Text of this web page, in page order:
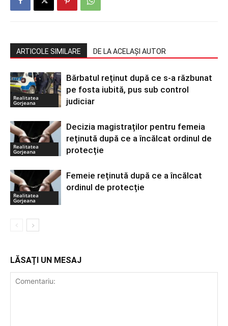
ARTICOLE SIMILARE DE LA ACELAȘI AUTOR
Realitatea
Gorjeana
Bărbatul reținut după ce s-a răzbunat
pe fosta iubită, pus sub control
judiciar
Realitatea
Gorjeana
Decizia magistraților pentru femeia
reținută după ce a încălcat ordinul de
protecție
Realitatea
Gorjeana
Femeie reținută după ce a încălcat
ordinul de protecție
LĂSAȚI UN MESAJ